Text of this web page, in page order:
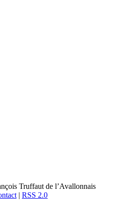
Truffaut de l’Avallonnais
| RSS 2.0